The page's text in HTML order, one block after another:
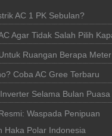
AC 1 PK Sebulan?
Agar Tidak Salah Pilih
Ruangan Berapa
Coba AC Gree Terbaru
Selama Bulan Puasa
Waspada Penipuan
Haka Polar Indonesia